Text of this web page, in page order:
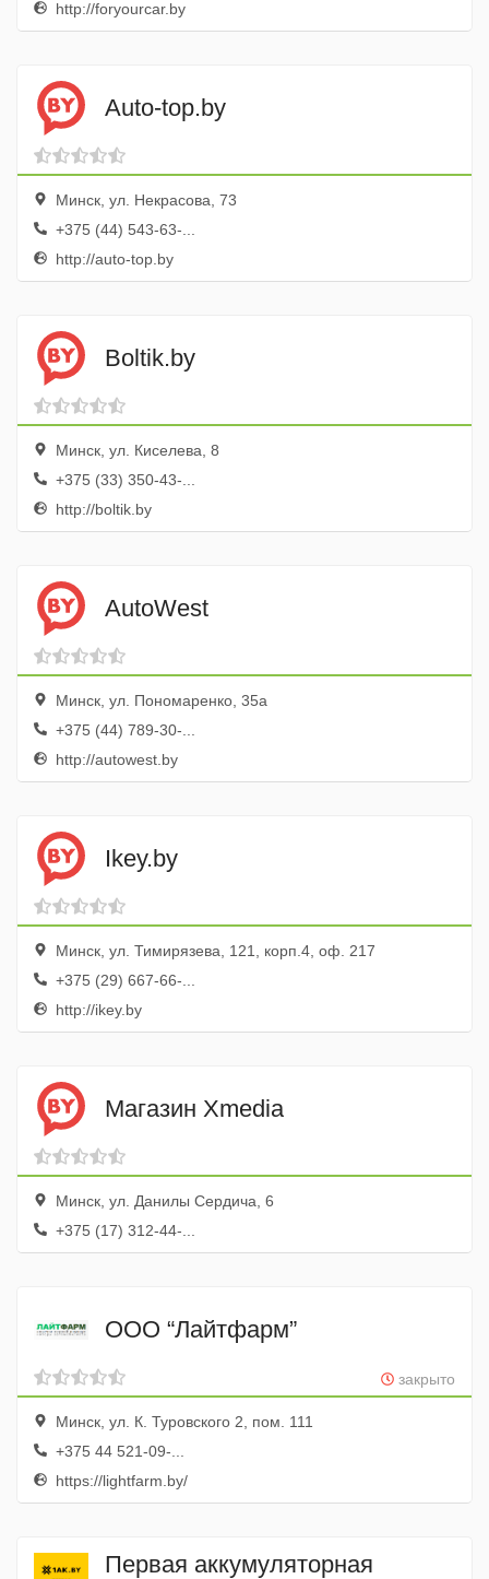
http://foryourcar.by
Auto-top.by
Минск, ул. Некрасова, 73
+375 (44) 543-63-...
http://auto-top.by
Boltik.by
Минск, ул. Киселева, 8
+375 (33) 350-43-...
http://boltik.by
AutoWest
Минск, ул. Пономаренко, 35а
+375 (44) 789-30-...
http://autowest.by
Ikey.by
Минск, ул. Тимирязева, 121, корп.4, оф. 217
+375 (29) 667-66-...
http://ikey.by
Магазин Xmedia
Минск, ул. Данилы Сердича, 6
+375 (17) 312-44-...
ООО “Лайтфарм”
закрыто
Минск, ул. К. Туровского 2, пом. 111
+375 44 521-09-...
https://lightfarm.by/
Первая аккумуляторная